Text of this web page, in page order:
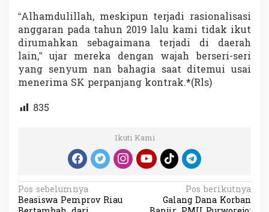
“Alhamdulillah, meskipun terjadi rasionalisasi
anggaran pada tahun 2019 lalu kami tidak ikut
dirumahkan sebagaimana terjadi di daerah
lain,” ujar mereka dengan wajah berseri-seri
yang senyum nan bahagia saat ditemui usai
menerima SK perpanjang kontrak.*(Rls)
835
Ikuti Kami
N
Pos sebelumnya
Beasiswa Pemprov Riau
Pos berikutnya
Galang Dana Korban